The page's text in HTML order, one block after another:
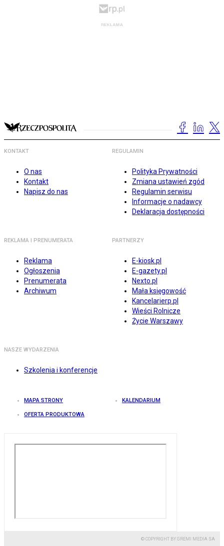
KONTAKT
O nas
Kontakt
Napisz do nas
REGULAMIN
Polityka Prywatności
Zmiana ustawień zgód
Regulamin serwisu
Informacje o nadawcy
Deklaracja dostępności
REKLAMA I PRENUMERATA
Reklama
Ogłoszenia
Prenumerata
Archiwum
PARTNERZY
E-kiosk.pl
E-gazety.pl
Nexto.pl
Mała księgowość
Kancelarierp.pl
Wieści Rolnicze
Życie Warszawy
NASZE WYDARZENIA
Szkolenia i konferencje
MAPA STRONY KALENDARIUM
OFERTA PRODUKTOWA
© COPYRIGHT BY GREMI MEDIA SA